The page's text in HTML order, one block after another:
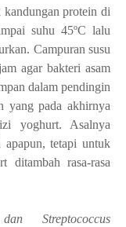
kandungan protein di
suhu 45ºC lalu
Campuran susu
agar bakteri asam
dalam pendingin
yang pada akhirnya
yoghurt. Asalnya
apapun, tetapi untuk
ditambah rasa-rasa
dan
Streptococcus